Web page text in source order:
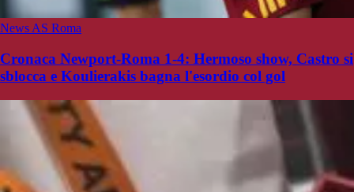
News AS Roma
Cronaca Newport-Roma 1-4: Hermoso show, Castro si
sblocca e Koulierakis bagna l'esordio col gol